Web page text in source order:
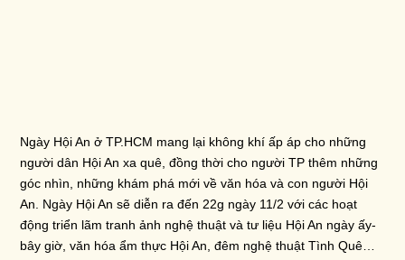
Ngày Hội An ở TP.HCM mang lại không khí ấp áp cho những
người dân Hội An xa quê, đồng thời cho người TP thêm những
góc nhìn, những khám phá mới về văn hóa và con người Hội
An. Ngày Hội An sẽ diễn ra đến 22g ngày 11/2 với các hoạt
động triển lãm tranh ảnh nghệ thuật và tư liệu Hội An ngày ấy-
bây giờ , văn hóa ẩm thực Hội An, đêm nghệ thuật Tình Quê…